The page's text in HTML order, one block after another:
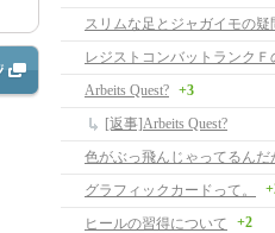
スリムな足とジャガイモの疑
レジストコンバットランク
Arbeits Quest? +3
[返事]Arbeits Quest?
色がぶっ飛んじゃってるんだ
グラフィックカードって。
ヒールの習得について
+2